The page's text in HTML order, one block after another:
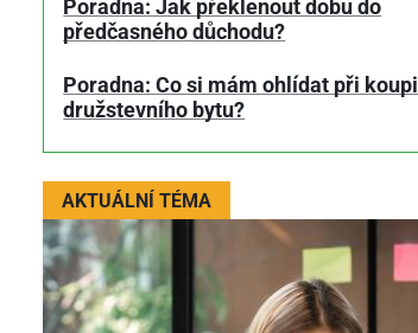
Poradna: Jak překlenout dobu do
předčasného důchodu?
Poradna: Co si mám ohlídat při koupi
družstevního bytu?
AKTUÁLNÍ TÉMA